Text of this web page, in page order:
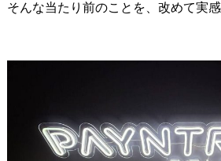
そんな当たり前のことを、改めて実